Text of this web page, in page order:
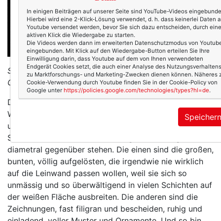
Schneeweißes Haar: Synonym für Geborgenheit und
Glück.
Dieses Interview hat mich auf eine ganz besondere
Weise berührt. Sätze wie diese zum Beispiel, aus
unserem "Vorgespräch", über sich selbst: "Es gibt zwei
Sorten Bilder von mir, die sich eigentlich völlig
diametral gegenüber stehen. Die einen sind die großen,
bunten, völlig aufgelösten, die irgendwie nie wirklich
auf die Leinwand passen wollen, weil sie sich so
unmässig und so überwältigend in vielen Schichten auf
der weißen Fläche ausbreiten. Die anderen sind die
Zeichnungen, fast filigran und bescheiden, ruhig und
In einigen Beiträgen auf unserer Seite sind YouTube-Videos
Hierbei wird eine 2-Klick-Lösung verwendet, d. h. dass keinerlei Daten
Youtube versendet werden, bevor Sie sich dazu entscheiden, durch
aktiven Klick die Wiedergabe zu starten.
Die Videos werden dann im erweiterten Datenschutzmodus von
eingebunden. Mit Klick auf den Wiedergabe-Button erteilen Sie Ihre
Einwilligung darin, dass Youtube auf dem von Ihnen verwendeten
Endgerät Cookies setzt, die auch einer Analyse des Nutzungsverhaltens
zu Marktforschungs- und Marketing-Zwecken dienen können. Näheres
Cookie-Verwendung durch Youtube finden Sie in der Cookie-Policy von
Google unter https://policies.google.com/technologies/types?hl=de.
Speichern